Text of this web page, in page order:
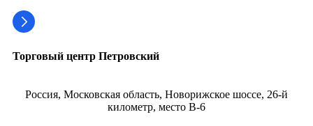
Торговый центр Петровский
Россия, Московская область, Новорижское шоссе, 26-й
километр, место В-6